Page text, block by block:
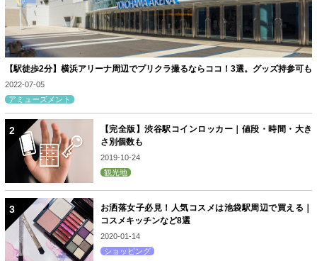
【駅徒歩2分】横浜アリーナ周辺でプリクラ撮るならココ！3選。グッズ持参可も
2022-07-05
アミューズメント
【完全版】渋谷駅コインロッカー｜値段・時間・大き
さ別個数も
2019-10-24
観光地
お洒落女子必見！人気コスメは池袋駅周辺で買える｜
コスメキッチンなど8選
2020-01-14
ショッピング